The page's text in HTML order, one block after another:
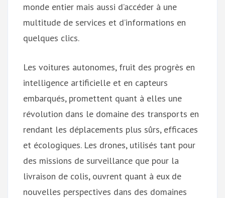
monde entier mais aussi d’accéder à une
multitude de services et d’informations en
quelques clics.
Les voitures autonomes, fruit des progrès en
intelligence artificielle et en capteurs
embarqués, promettent quant à elles une
révolution dans le domaine des transports en
rendant les déplacements plus sûrs, efficaces
et écologiques. Les drones, utilisés tant pour
des missions de surveillance que pour la
livraison de colis, ouvrent quant à eux de
nouvelles perspectives dans des domaines